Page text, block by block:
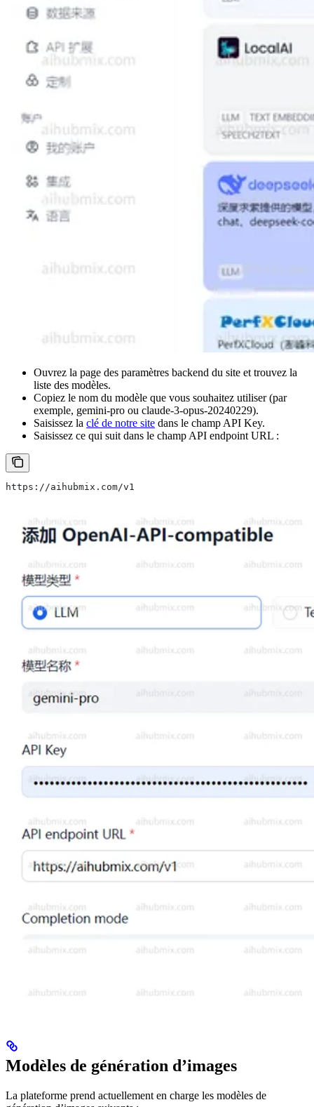
Ouvrez la page des paramètres backend du site et trouvez la
liste des modèles.
Copiez le nom du modèle que vous souhaitez utiliser (par
exemple, gemini-pro ou claude-3-opus-20240229).
Saisissez la clé de notre site dans le champ API Key.
Saisissez ce qui suit dans le champ API endpoint URL :
https://aihubmix.com/v1
Modèles de génération d’images
La plateforme prend actuellement en charge les modèles de